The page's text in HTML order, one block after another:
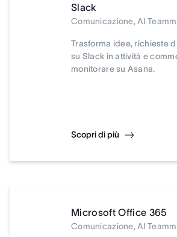
Slack
Comunicazione, AI
Trasforma idee, richieste
su Slack in attività e
monitorare su Asana.
Scopri di più
Microsoft Office 365
Comunicazione, AI